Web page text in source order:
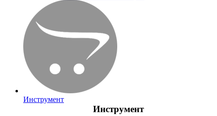
Инструмент
Инструмент